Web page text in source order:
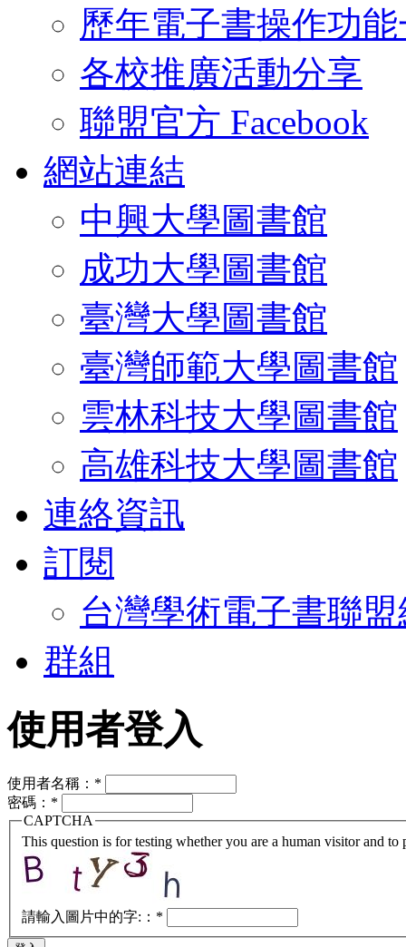
歷年電子書操作功
各校推廣活動分享
聯盟官方 Facebook
網站連結
中興大學圖書館
成功大學圖書館
臺灣大學圖書館
臺灣師範大學圖書館
雲林科技大學圖書館
高雄科技大學圖書館
連絡資訊
訂閱
台灣學術電子書聯
群組
使用者登入
使用者名稱： *
密碼： *
CAPTCHA
This question is for testing whether you are a human visitor and to
請輸入圖片中的字:： *